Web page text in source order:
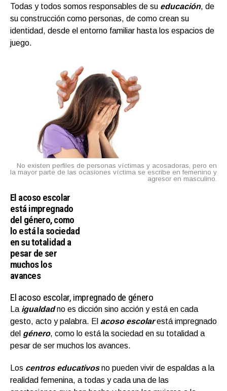
Todas y todos somos responsables de su educación, de
su construcción como personas, de como crean su
identidad, desde el entorno familiar hasta los espacios de
juego.
No existen perfiles de personas víctimas y acosadoras, pero en
la mayor parte de las ocasiones víctima se escribe en femenino y
agresor en masculino.
El acoso escolar
está impregnado
del género, como
lo está la sociedad
en su totalidad a
pesar de ser
muchos los
avances
El acoso escolar, impregnado de género
La igualdadno es dicción sino acción y está en cada
gesto, acto y palabra. El acoso escolarestá impregnado
del género, como lo está la sociedad en su totalidad a
pesar de ser muchos los avances.
Los centros educativosno pueden vivir de espaldas a la
realidad femenina, a todas y cada una de las